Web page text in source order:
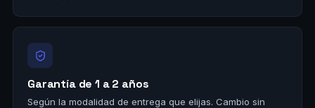
Garantía de 1 a 2 años
Según la modalidad de entrega que elijas. Cambio sin